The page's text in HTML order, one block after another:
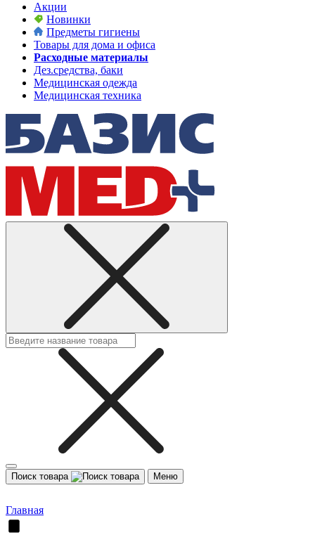
Акции
Новинки
Предметы гигиены
Товары для дома и офиса
Расходные материалы
Дез.средства, баки
Медицинская одежда
Медицинская техника
Поиск товара Меню
Главная